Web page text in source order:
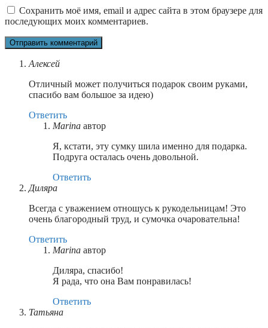
Сохранить моё имя, email и адрес сайта в этом браузере для
последующих моих комментариев.
Алексей
Отличный может получиться подарок своим руками,
спасибо вам большое за идею)
Ответить
Marina автор
Я, кстати, эту сумку шила именно для подарка.
Подруга осталась очень довольной.
Ответить
Диляра
Всегда с уважением отношусь к рукодельницам! Это
очень благородный труд, и сумочка очаровательна!
Ответить
Marina автор
Диляра, спасибо!
Я рада, что она Вам понравилась!
Ответить
Татьяна